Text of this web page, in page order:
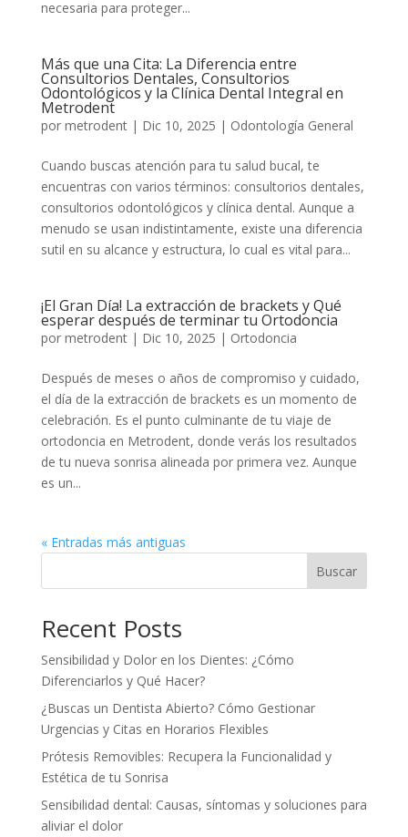
necesaria para proteger...
Más que una Cita: La Diferencia entre
Consultorios Dentales, Consultorios
Odontológicos y la Clínica Dental Integral en
Metrodent
por metrodent| Dic 10, 2025 | Odontología General
Cuando buscas atención para tu salud bucal, te
encuentras con varios términos: consultorios dentales,
consultorios odontológicos y clínica dental. Aunque a
menudo se usan indistintamente, existe una diferencia
sutil en su alcance y estructura, lo cual es vital para...
¡El Gran Día! La extracción de brackets y Qué
esperar después de terminar tu Ortodoncia
por metrodent| Dic 10, 2025 | Ortodoncia
Después de meses o años de compromiso y cuidado,
el día de la extracción de brackets es un momento de
celebración. Es el punto culminante de tu viaje de
ortodoncia en Metrodent, donde verás los resultados
de tu nueva sonrisa alineada por primera vez. Aunque
es un...
« Entradas más antiguas
Buscar
Recent Posts
Sensibilidad y Dolor en los Dientes: ¿Cómo
Diferenciarlos y Qué Hacer?
¿Buscas un Dentista Abierto? Cómo Gestionar
Urgencias y Citas en Horarios Flexibles
Prótesis Removibles: Recupera la Funcionalidad y
Estética de tu Sonrisa
Sensibilidad dental: Causas, síntomas y soluciones para
aliviar el dolor